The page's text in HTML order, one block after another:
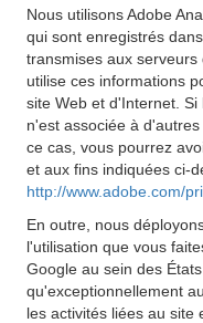
Nous utilisons Adobe
qui sont enregistrés
transmises aux
utilise ces informations
site Web et d'Internet.
n'est associée à
ce cas, vous pourrez
et aux fins indiquées ci-
http://www.adobe.com/
En outre, nous
l'utilisation que vous
Google au sein des
qu'exceptionnellement
les activités liées au